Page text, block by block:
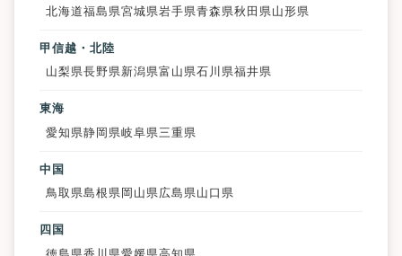
北海道福島県宮城県岩手県青森県秋田県 山形県
甲信越・北陸
山梨県長野県新潟県富山県石川県福井県
東海
愛知県静岡県岐阜県 三重県
中国
鳥取県島根県 岡山県広島県山口県
四国
徳島県香川県愛媛県高知県